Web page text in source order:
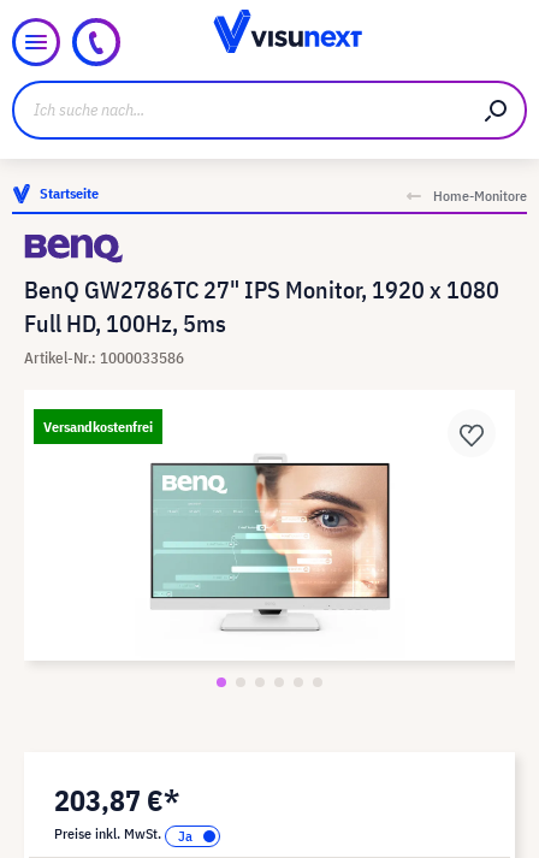
Startseite Home-Monitore
BenQ GW2786TC 27" IPS Monitor, 1920 x 1080
Full HD, 100Hz, 5ms
Artikel-Nr.: 1000033586
Versandkostenfrei
203,87 €*
Preise inkl. MwSt.